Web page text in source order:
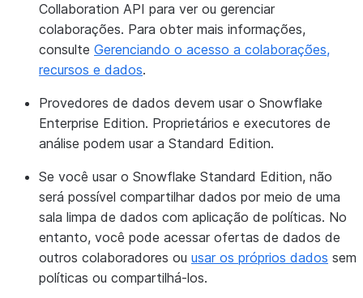
Collaboration API para ver ou gerenciar
colaborações. Para obter mais informações,
consulte Gerenciando o acesso a colaborações,
recursos e dados.
Provedores de dados devem usar o Snowflake
Enterprise Edition. Proprietários e executores de
análise podem usar a Standard Edition.
Se você usar o Snowflake Standard Edition, não
será possível compartilhar dados por meio de uma
sala limpa de dados com aplicação de políticas. No
entanto, você pode acessar ofertas de dados de
outros colaboradores ou usar os próprios dados sem
políticas ou compartilhá-los.